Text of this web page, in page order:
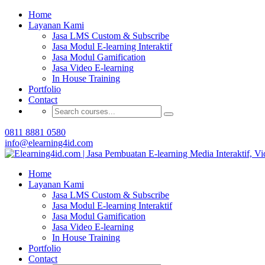
Home
Layanan Kami
Jasa LMS Custom & Subscribe
Jasa Modul E-learning Interaktif
Jasa Modul Gamification
Jasa Video E-learning
In House Training
Portfolio
Contact
0811 8881 0580
info@elearning4id.com
Home
Layanan Kami
Jasa LMS Custom & Subscribe
Jasa Modul E-learning Interaktif
Jasa Modul Gamification
Jasa Video E-learning
In House Training
Portfolio
Contact